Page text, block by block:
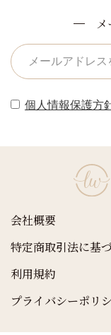
会社概要
特定商取引法に基
利用規約
プライバシーポリ
個人情報保護方